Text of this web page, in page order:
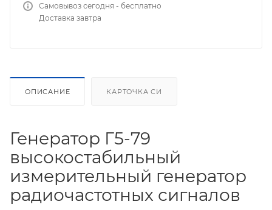
Самовывоз сегодня - бесплатно
Доставка завтра
ОПИСАНИЕ КАРТОЧКА СИ
Генератор Г5-79
высокостабильный
измерительный генератор
радиочастотных сигналов